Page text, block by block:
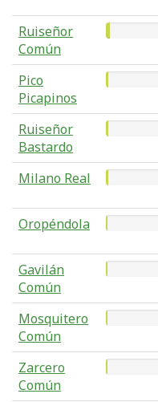
Ruiseñor
Común
Pico
Picapinos
Ruiseñor
Bastardo
Milano Real
Oropéndola
Gavilán
Común
Mosquitero
Común
Zarcero
Común